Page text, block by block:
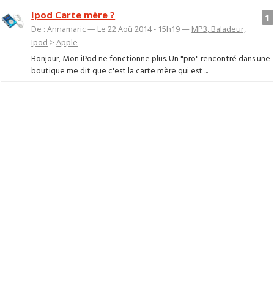
1
Ipod Carte mère ?
De : Annamaric — Le 22 Aoû 2014 - 15h19 — MP3, Baladeur,
Ipod >Apple
Bonjour, Mon iPod ne fonctionne plus. Un "pro" rencontré dans une
boutique me dit que c'est la carte mère qui est ...